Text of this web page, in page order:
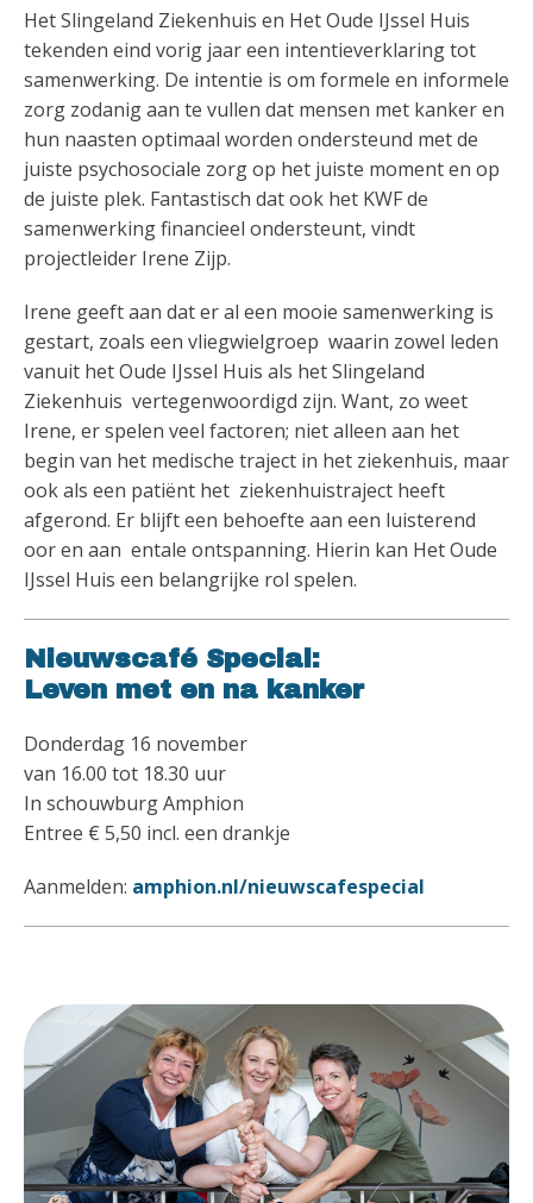
Het Slingeland Ziekenhuis en Het Oude IJssel Huis
tekenden eind vorig jaar een intentieverklaring tot
samenwerking. De intentie is om formele en informele
zorg zodanig aan te vullen dat mensen met kanker en
hun naasten optimaal worden ondersteund met de
juiste psychosociale zorg op het juiste moment en op
de juiste plek. Fantastisch dat ook het KWF de
samenwerking financieel ondersteunt, vindt
projectleider Irene Zijp.
Irene geeft aan dat er al een mooie samenwerking is
gestart, zoals een vliegwielgroep waarin zowel leden
vanuit het Oude IJssel Huis als het Slingeland
Ziekenhuis vertegenwoordigd zijn. Want, zo weet
Irene, er spelen veel factoren; niet alleen aan het
begin van het medische traject in het ziekenhuis, maar
ook als een patiënt het ziekenhuistraject heeft
afgerond. Er blijft een behoefte aan een luisterend
oor en aan entale ontspanning. Hierin kan Het Oude
IJssel Huis een belangrijke rol spelen.
Nieuwscafé Special:
Leven met en na kanker
Donderdag 16 november
van 16.00 tot 18.30 uur
In schouwburg Amphion
Entree € 5,50 incl. een drankje
Aanmelden: amphion.nl/nieuwscafespecial